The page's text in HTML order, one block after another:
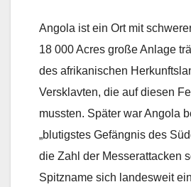
Angola ist ein Ort mit
18 000 Acres große Anlage
des afrikanischen
Versklavten, die auf diesen
mussten. Später war Angola
„blutigstes Gefängnis des
die Zahl der Messerattacken
Spitzname sich landesweit